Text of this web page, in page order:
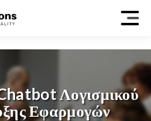
Λογισμικού
Εφαρμογών